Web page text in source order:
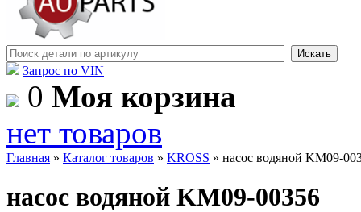
Запрос по VIN
0 Моя корзина
нет товаров
Главная » Каталог товаров » KROSS » насос водяной KM09-
насос водяной KM09-00356